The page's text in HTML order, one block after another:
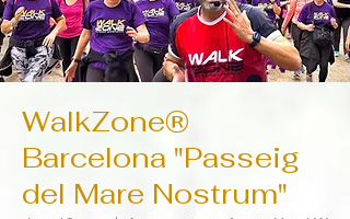
WalkZone®
Barcelona "Passeig
del Mare Nostrum"